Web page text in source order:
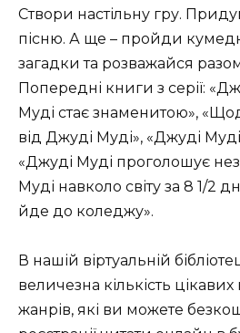
Створи настільну гру.
пісню. А ще – пройди
загадки та розважайся
Попередні книги з серії:
Муді стає знаменитою»,
від Джуді Муді», «Джуді
«Джуді Муді проголошує
Муді навколо світу за 8 1/2
йде до коледжу».
В нашій віртуальній
величезна кількість
жанрів, які ви можете